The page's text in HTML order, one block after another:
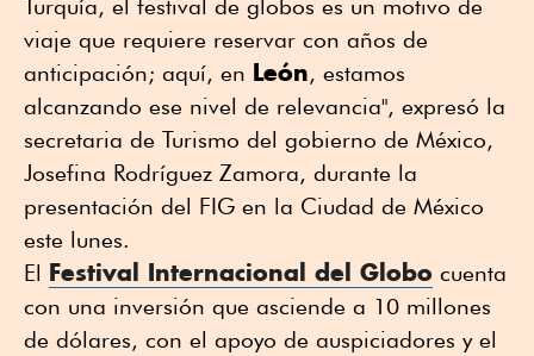
Turquía, el festival de globos es un motivo de
viaje que requiere reservar con años de
anticipación; aquí, en León, estamos
alcanzando ese nivel de relevancia", expresó la
secretaria de Turismo del gobierno de México,
Josefina Rodríguez Zamora, durante la
presentación del FIG en la Ciudad de México
este lunes.
El Festival Internacional del Globo cuenta
con una inversión que asciende a 10 millones
de dólares, con el apoyo de auspiciadores y el